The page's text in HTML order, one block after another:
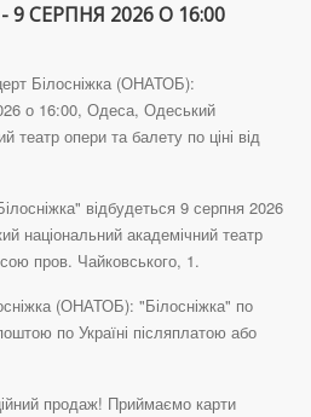
СЕРПНЯ 2026 О 16:00
Білосніжка (ОНАТОБ):
о 16:00, Одеса, Одеський
театр опери та балету по ціні від
відбудеться 9 серпня 2026
національний академічний театр
пров. Чайковського, 1.
(ОНАТОБ): "Білосніжка" по
по Україні післяплатою або
продаж! Приймаємо карти